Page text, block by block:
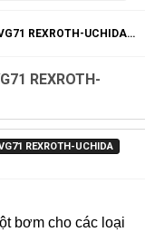
REXROTH-UCHIDA
REXROTH-
REXROTH-UCHIDA
bơm cho các loại